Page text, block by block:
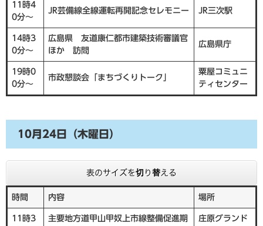
11時4
0分～
JR芸備線全線運転再開記念セレモニー JR三次駅
14時3
0分～
広島県 友道康仁都市建築技術審議官
ほか 訪問
広島県庁
19時0
0分～
市政懇談会「まちづくりトーク」
粟屋コミュニ
ティセンター
10月24日（木曜日）
表のサイズを切り替える
時間 内容 場所
11時3
主要地方道甲山甲奴上市線整備促進期
庄原グランド